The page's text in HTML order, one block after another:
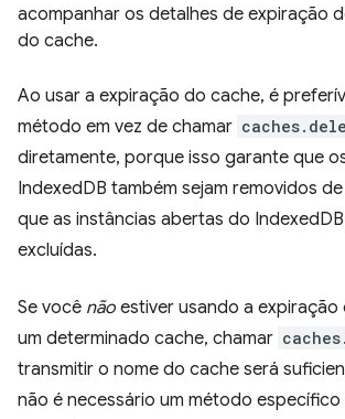
acompanhar os detalhes de expiração
do cache.
Ao usar a expiração do cache, é
método em vez de chamar
diretamente, porque isso garante que
IndexedDB também sejam removidos
que as instâncias abertas do
excluídas.
Se você não estiver usando a expiração
um determinado cache, chamar
transmitir o nome do cache será
não é necessário um método